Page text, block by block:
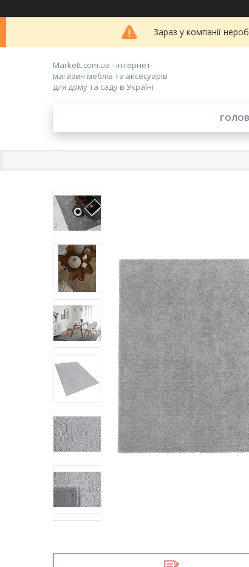
Зараз у компанії
Markett.com.ua - інтернет-
магазин меблів та аксесуарів
для дому та саду в Україні